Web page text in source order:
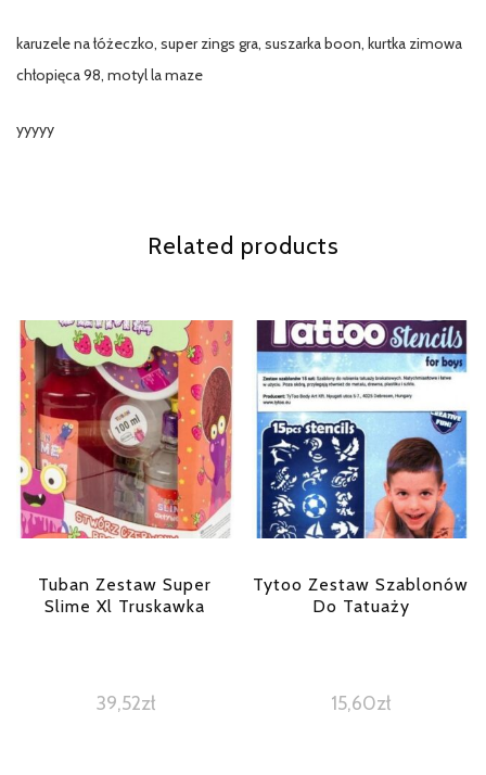
karuzele na łóżeczko, super zings gra, suszarka boon, kurtka zimowa
chłopięca 98, motyl la maze
yyyyy
Related products
Tuban Zestaw Super
Slime Xl Truskawka
39,52zł
Tytoo Zestaw Szablonów
Do Tatuaży
15,60zł